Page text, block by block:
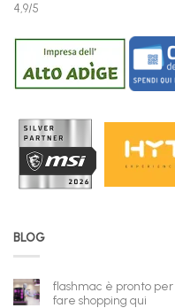
4,9/5
BLOG
flashmac è pronto per
fare shopping qui